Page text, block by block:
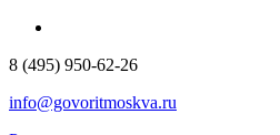
8 (495) 950-62-26
info@govoritmoskva.ru